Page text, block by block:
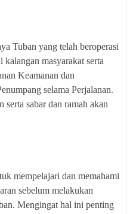
Tuban yang telah beroperasi
masyarakat serta
Keamanan dan
selama Perjalanan.
serta sabar dan ramah akan
mempelajari dan memahami
sebelum melakukan
Mengingat hal ini penting